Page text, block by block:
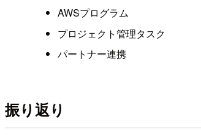
AWSプログラム
プロジェクト管理タスク
パートナー連携
振り返り